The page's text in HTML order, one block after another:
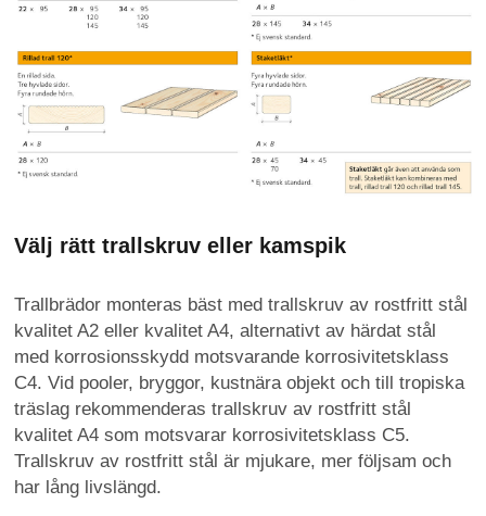
Välj rätt trallskruv eller kamspik
Trallbrädor monteras bäst med trallskruv av rostfritt stål
kvalitet A2 eller kvalitet A4, alternativt av härdat stål
med korrosionsskydd motsvarande korrosivitetsklass
C4. Vid pooler, bryggor, kustnära objekt och till tropiska
träslag rekommenderas trallskruv av rostfritt stål
kvalitet A4 som motsvarar korrosivitetsklass C5.
Trallskruv av rostfritt stål är mjukare, mer följsam och
har lång livslängd.